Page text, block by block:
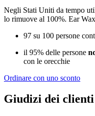
Negli Stati Uniti da tempo
lo rimuove al 100%. Ear
97 su 100 persone
il 95% delle persone
con le orecchie
Ordinare con uno sconto
Giudizi dei clienti